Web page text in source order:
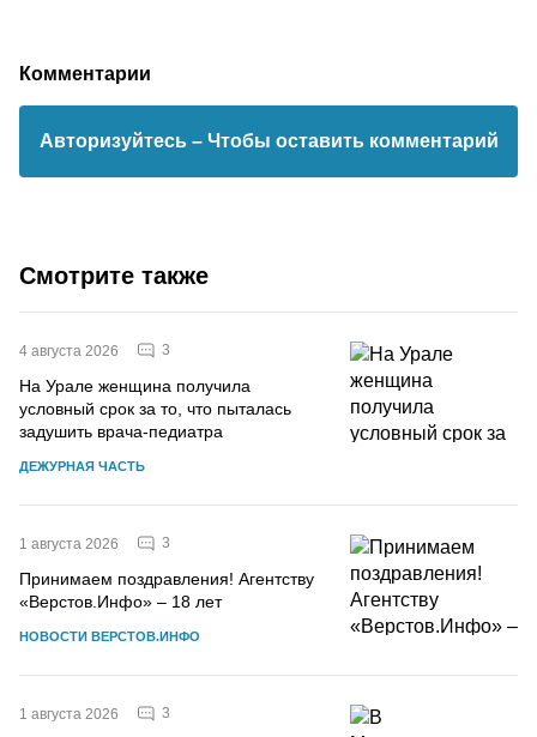
Комментарии
Авторизуйтесь – Чтобы оставить комментарий
Смотрите также
4 августа 2026 3
На Урале женщина получила
условный срок за то, что пыталась
задушить врача-педиатра
ДЕЖУРНАЯ ЧАСТЬ
1 августа 2026 3
Принимаем поздравления! Агентству
«Верстов.Инфо» – 18 лет
НОВОСТИ ВЕРСТОВ.ИНФО
1 августа 2026 3